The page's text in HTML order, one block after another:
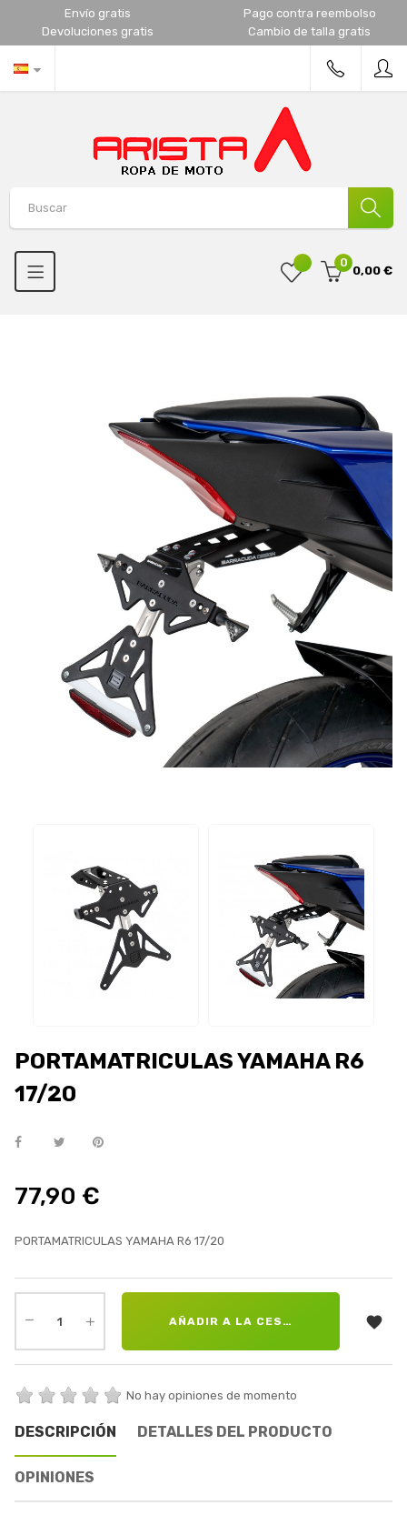
Envío gratis
Pago contra reembolso
Devoluciones gratis
Cambio de talla gratis
0
0,00 €
PORTAMATRICULAS YAMAHA R6
17/20
77,90 €
PORTAMATRICULAS YAMAHA R6 17/20
AÑADIR A LA CESTA 
No hay opiniones de momento
DESCRIPCIÓN DETALLES DEL PRODUCTO
OPINIONES